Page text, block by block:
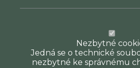
Nezbytné
Jedná se o technické
nezbytné ke správnému